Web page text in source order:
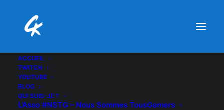
ACCUEIL
TWITCH
YOUTUBE
BLOG
QUI SUIS-JE ?
L’Asso #NSTG – Nous Sommes TousGamers